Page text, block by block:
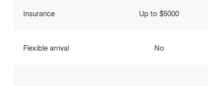
Insurance
Flexible arrival
Up to $5000
No